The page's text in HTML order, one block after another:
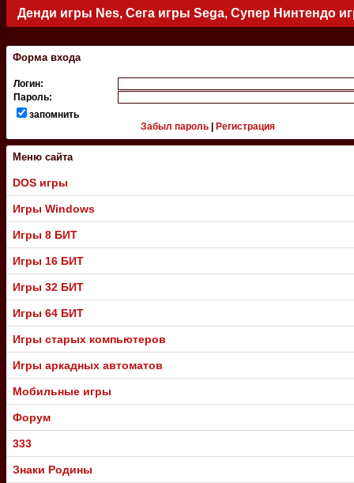
Денди игры Nes, Сега игры Sega, Супер Нинтендо
.
Форма входа
Логин:
Пароль:
запомнить
Забыл пароль
Регистрация
Меню сайта
DOS игры
Игры Windows
Игры 8 БИТ
Игры 16 БИТ
Игры 32 БИТ
Игры 64 БИТ
Игры старых компьютеров
Игры аркадных автоматов
Мобильные игры
Форум
333
Знаки Родины